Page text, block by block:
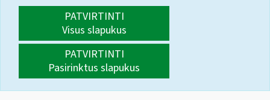
PATVIRTINTI
Visus slapukus
PATVIRTINTI
Pasirinktus slapukus